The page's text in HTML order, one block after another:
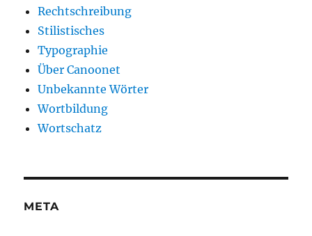
Rechtschreibung
Stilistisches
Typographie
Über Canoonet
Unbekannte Wörter
Wortbildung
Wortschatz
META